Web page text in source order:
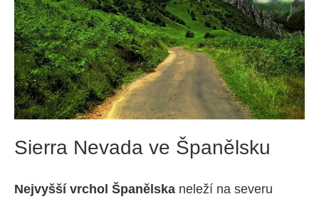
Sierra Nevada ve Španělsku
Nejvyšší vrchol Španělska neleží na severu